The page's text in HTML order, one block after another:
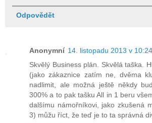
Odpovědět
Anonymní 14. listopadu 2013 v 10:24
Skvělý Business plán. Skvělá taška.
(jako zákaznice zatím ne, dvěma
nadlimit, ale možná ještě někdy
300% a to pak tašku All in 1 beru
dalšímu námořníkovi, jako zkušená
3) můžu říct, že teď je to ta správná